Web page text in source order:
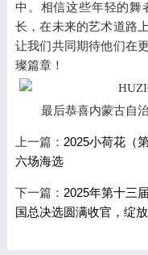
中。相信这些年轻的舞
长，在未来的艺术道路
让我们共同期待他们在
璨篇章！
最后恭喜内蒙古自
上一篇： 2025小荷花（
六场海选
下一篇： 2025年第十三
国总决选圆满收官，绽